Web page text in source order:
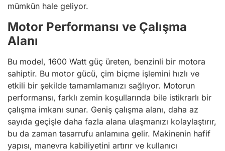
mümkün hale geliyor.
Motor Performansı ve Çalışma
Alanı
Bu model, 1600 Watt güç üreten, benzinli bir motora
sahiptir. Bu motor gücü, çim biçme işlemini hızlı ve
etkili bir şekilde tamamlamanızı sağlıyor. Motorun
performansı, farklı zemin koşullarında bile istikrarlı bir
çalışma imkanı sunar. Geniş çalışma alanı, daha az
sayıda geçişle daha fazla alana ulaşmanızı kolaylaştırır,
bu da zaman tasarrufu anlamına gelir. Makinenin hafif
yapısı, manevra kabiliyetini artırır ve kullanıcı